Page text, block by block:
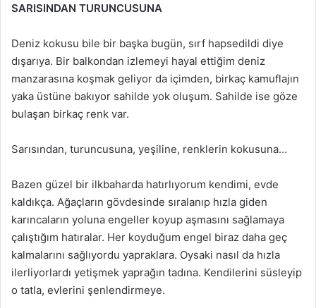
SARISINDAN TURUNCUSUNA
Deniz kokusu bile bir başka bugün, sırf hapsedildi diye
dışarıya. Bir balkondan izlemeyi hayal ettiğim deniz
manzarasına koşmak geliyor da içimden, birkaç kamuflajın
yaka üstüne bakıyor sahilde yok oluşum. Sahilde ise göze
bulaşan birkaç renk var.
Sarısından, turuncusuna, yeşiline, renklerin kokusuna…
Bazen güzel bir ilkbaharda hatırlıyorum kendimi, evde
kaldıkça. Ağaçların gövdesinde sıralanıp hızla giden
karıncaların yoluna engeller koyup aşmasını sağlamaya
çalıştığım hatıralar. Her koyduğum engel biraz daha geç
kalmalarını sağlıyordu yapraklara. Oysaki nasıl da hızla
ilerliyorlardı yetişmek yaprağın tadına. Kendilerini süsleyip
o tatla, evlerini şenlendirmeye.